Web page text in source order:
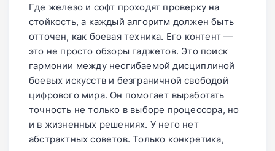
Где железо и софт проходят проверку на
стойкость, а каждый алгоритм должен быть
отточен, как боевая техника. Его контент —
это не просто обзоры гаджетов. Это поиск
гармонии между несгибаемой дисциплиной
боевых искусств и безграничной свободой
цифрового мира. Он помогает выработать
точность не только в выборе процессора, но
и в жизненных решениях. У него нет
абстрактных советов. Только конкретика,